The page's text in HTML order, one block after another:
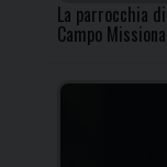
La parrocchia
Campo